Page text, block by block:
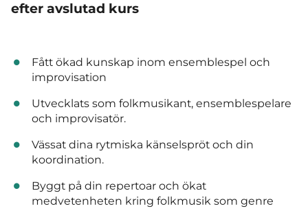
efter avslutad kurs
Fått ökad kunskap inom ensemblespel och
improvisation
Utvecklats som folkmusikant, ensemblespelare
och improvisatör.
Vässat dina rytmiska känselspröt och din
koordination.
Byggt på din repertoar och ökat
medvetenheten kring folkmusik som genre